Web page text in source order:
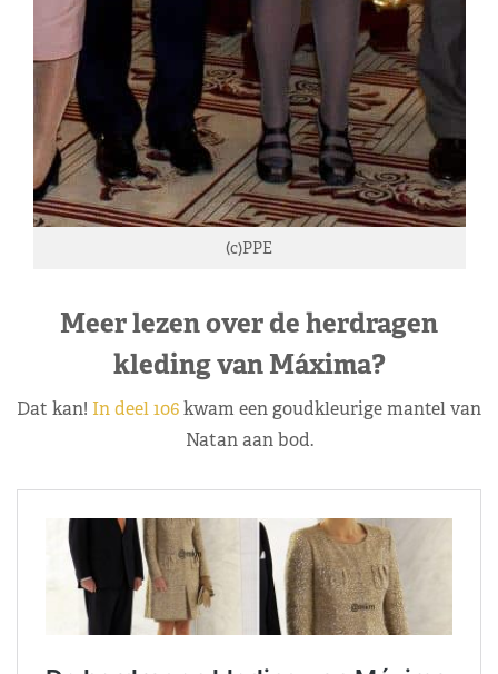
(c)PPE
Meer lezen over de herdragen
kleding van Máxima?
Dat kan! In deel 106kwam een goudkleurige mantel van
Natan aan bod.